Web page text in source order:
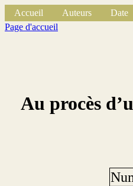
Accueil Auteurs Date
Page d'accueil
Au procès